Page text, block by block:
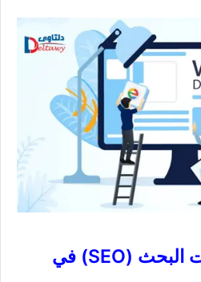
دور تحسين محركات البحث (SEO) في